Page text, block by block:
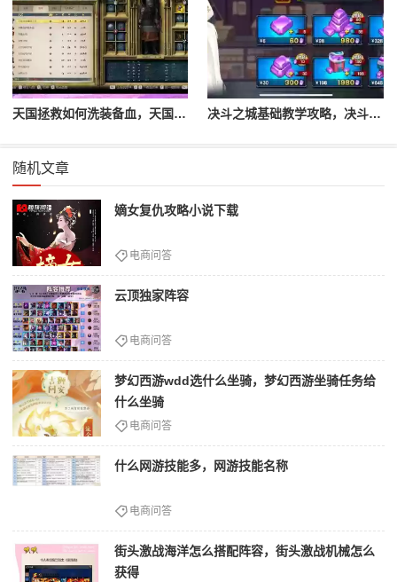
天国拯救如何洗装备血，天国拯救怎么洗衣服 决斗之城基础教学攻略，决斗之城教学攻略2111
随机文章
嫡女复仇攻略小说下载
电商问答
云顶独家阵容
电商问答
梦幻西游wdd选什么坐骑，梦幻西游坐骑任务给
什么坐骑
电商问答
什么网游技能多，网游技能名称
电商问答
街头激战海洋怎么搭配阵容，街头激战机械怎么
获得